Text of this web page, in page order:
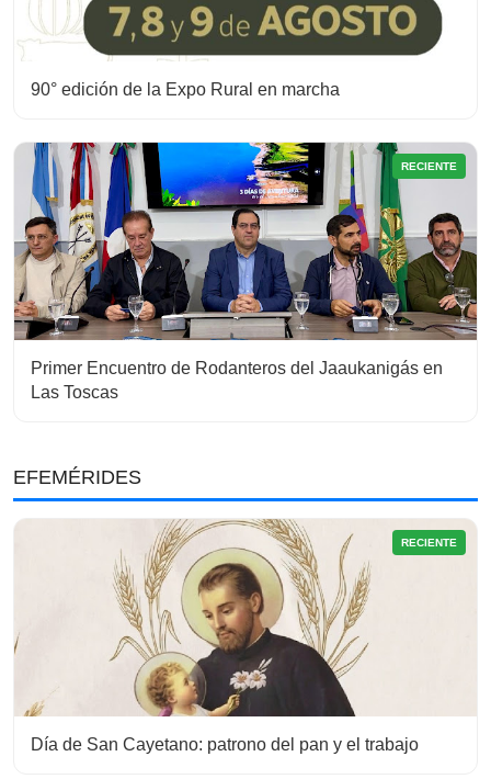
90° edición de la Expo Rural en marcha
RECIENTE
Primer Encuentro de Rodanteros del Jaaukanigás en
Las Toscas
EFEMÉRIDES
RECIENTE
Día de San Cayetano: patrono del pan y el trabajo